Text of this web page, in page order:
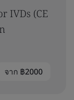
IVDs (CE
จาก ฿2000